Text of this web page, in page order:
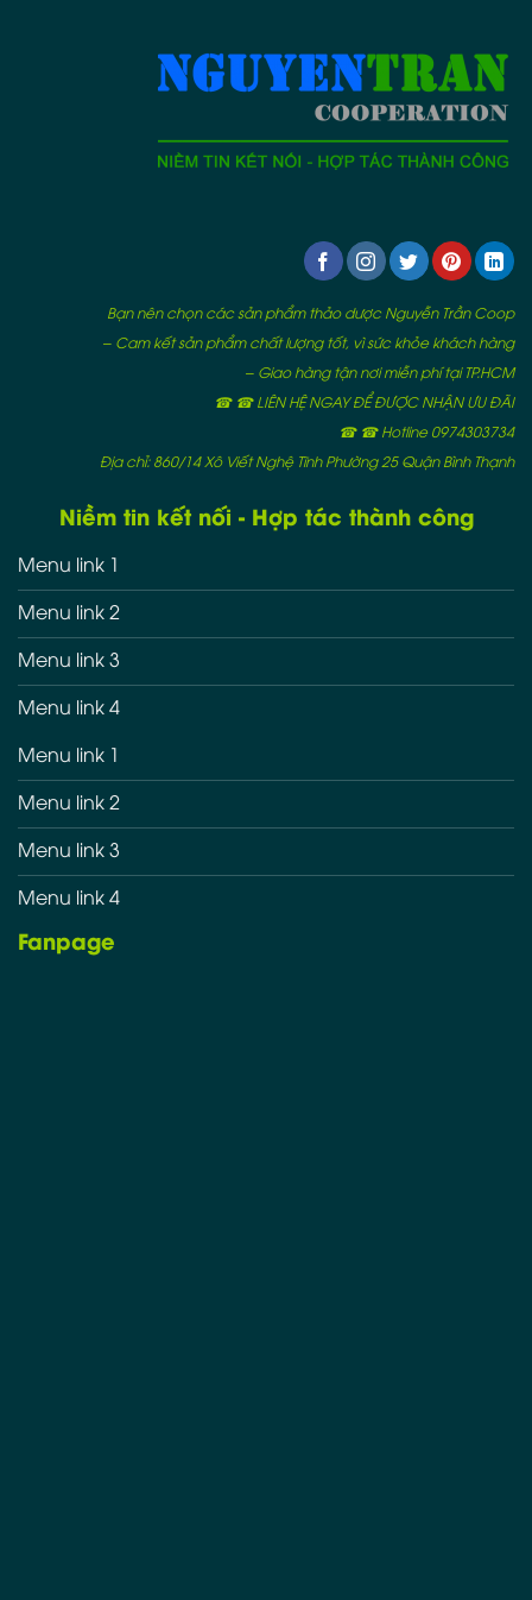
Bạn nên chọn các sản phẩm thảo dược Nguyễn Trần Coop
– Cam kết sản phẩm chất lượng tốt, vì sức khỏe khách hàng
– Giao hàng tận nơi miễn phí tại TP.HCM
☎ ☎ LIÊN HỆ NGAY ĐỂ ĐƯỢC NHẬN ƯU ĐÃI
☎ ☎ Hotline 0974303734
Địa chỉ: 860/14 Xô Viết Nghệ Tĩnh Phường 25 Quận Bình Thạnh
Niềm tin kết nối - Hợp tác thành công
Menu link 1
Menu link 2
Menu link 3
Menu link 4
Menu link 1
Menu link 2
Menu link 3
Menu link 4
Fanpage